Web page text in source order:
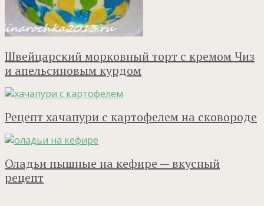
Швейцарский морковный торт с кремом Чиз
и апельсиновым курдом
Рецепт хачапури с картофелем на сковороде
Оладьи пышные на кефире — вкусный
рецепт